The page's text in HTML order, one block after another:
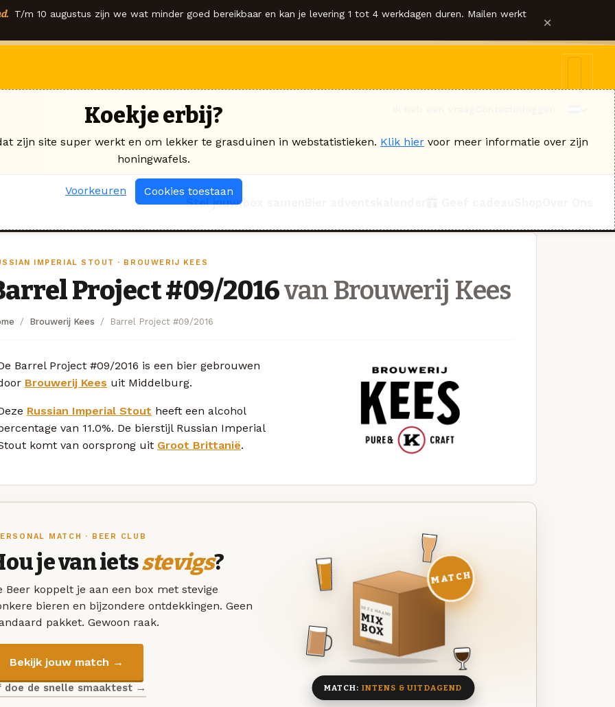
T/m 10 augustus zijn we wat minder goed bereikbaar en kan je levering 1 tot 4 werkdagen duren. Mailen werkt ×
Stel jouw box samen
IMPERIAL STOUT · BROUWERIJ KEES
Project #09/2016van Brouwerij Kees
Brouwerij Kees Barrel Project #09/2016
Barrel Project #09/2016 is een bier gebrouwen
Brouwerij Kees uit Middelburg.
Russian Imperial Stout heeft een alcohol
van 11.0%. De bierstijl Russian Imperial
komt van oorsprong uit Groot Brittanië.
MATCH · BEER CLUB
je van ietsstevigs?
Beer koppelt je aan een box met stevige
bieren en bijzondere ontdekkingen. Geen
pakket. Gewoon raak.
Bekijk jouw match →
doe de snelle smaaktest →
DEZE MAAND
MIX
BOX
8 BIEREN
MATCH
MATCH: INTENS & UITDAGEND
Koekje erbij?
zijn site super werkt en om lekker te grasduinen in webstatistieken. Klik hier voor meer informatie over zijn
honingwafels.
Voorkeuren Cookies toestaan